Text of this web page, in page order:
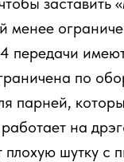
менее
передачи
по
парней,
на
шутку с